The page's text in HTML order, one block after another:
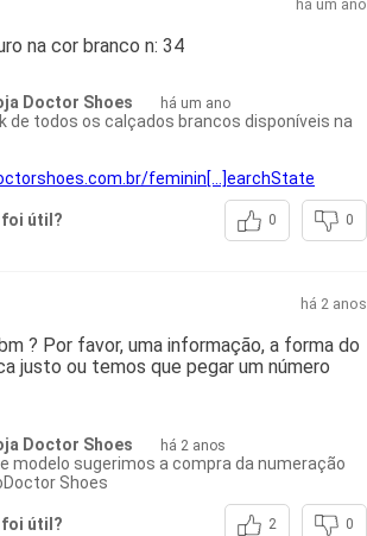
há um ano
na cor branco n: 34
Doctor Shoes há um ano
de todos os calçados brancos disponíveis na
feminin[…]earchState
útil? 0 0
há 2 anos
? Por favor, uma informação, a forma do
justo ou temos que pegar um número
Doctor Shoes há 2 anos
modelo sugerimos a compra da numeração
Shoes
útil? 2 0